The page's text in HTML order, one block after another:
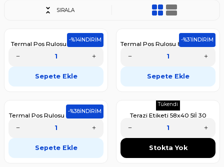
SIRALA
-%14İNDİRİM
Termal Pos Rulosu 80x30 10lu
20 Paket (Koli)
4.162,40 TL
Sepete Ekle
-%31İNDİRİM
Termal Pos Rulosu 80x30 10lu 5
Paket
1.041,90 TL
Sepete Ekle
-%38İNDİRİM
Termal Pos Rulosu 80x30 10lu 1
Paket
209,56 TL
Sepete Ekle
Tükendi
Terazi Etiketi 58x40 5lİ 30
PAKET (Koli)
5.307,06 TL
Stokta Yok